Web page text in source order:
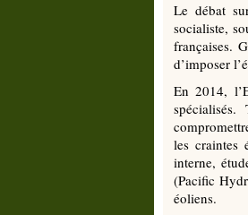
Le débat
socialiste,
françaises.
d’imposer
En 2014,
les craintes
interne,
(Pacific
éoliens.